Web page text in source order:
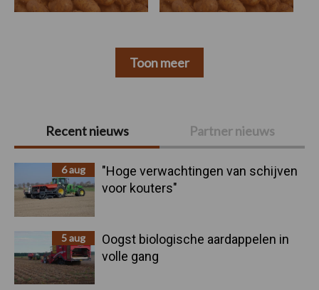
Primaire
Sidebar
Recent nieuws Partner nieuws
6 aug
"Hoge verwachtingen van schijven
voor kouters"
5 aug
Oogst biologische aardappelen in
volle gang
Toon meer